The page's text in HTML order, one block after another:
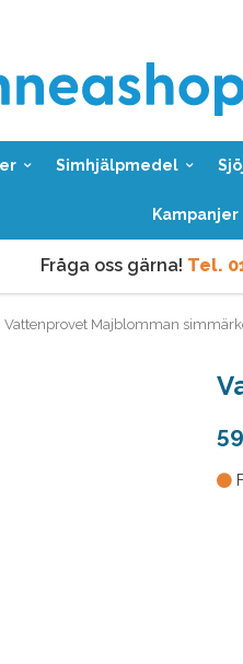
Simhjälpmedel
Kampanjer
Fråga oss gärna! Tel.
samma dagvid
vid
Vattenprovet Majblomman